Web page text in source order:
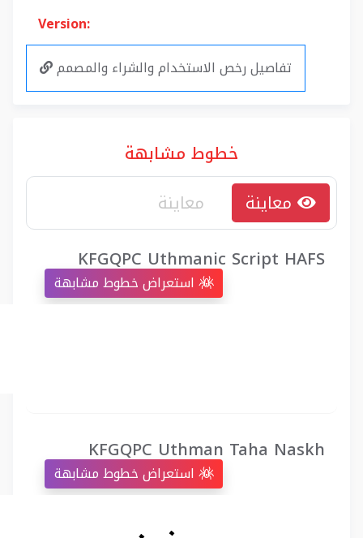
Version:
تفاصيل رخص الاستخدام والشراء والمصمم
خطوط مشابهة
KFGQPC Uthmanic Script HAFS
KFGQPC Uthman Taha Naskh